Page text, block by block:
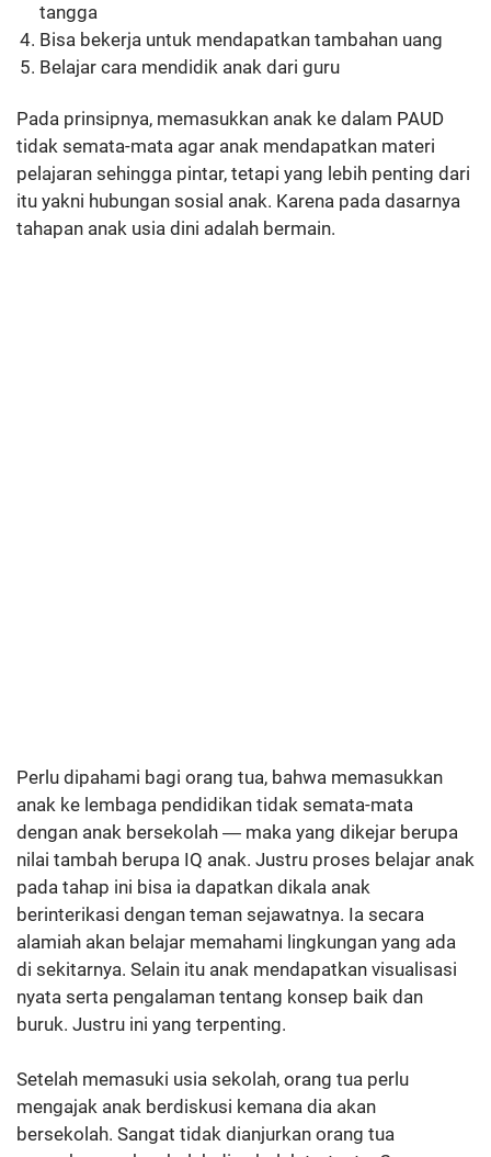
tangga
Bisa bekerja untuk mendapatkan tambahan uang
Belajar cara mendidik anak dari guru
Pada prinsipnya, memasukkan anak ke dalam PAUD
tidak semata-mata agar anak mendapatkan materi
pelajaran sehingga pintar, tetapi yang lebih penting dari
itu yakni hubungan sosial anak. Karena pada dasarnya
tahapan anak usia dini adalah bermain.
Perlu dipahami bagi orang tua, bahwa memasukkan
anak ke lembaga pendidikan tidak semata-mata
dengan anak bersekolah ― maka yang dikejar berupa
nilai tambah berupa IQ anak. Justru proses belajar anak
pada tahap ini bisa ia dapatkan dikala anak
berinterikasi dengan teman sejawatnya. Ia secara
alamiah akan belajar memahami lingkungan yang ada
di sekitarnya. Selain itu anak mendapatkan visualisasi
nyata serta pengalaman tentang konsep baik dan
buruk. Justru ini yang terpenting.
Setelah memasuki usia sekolah, orang tua perlu
mengajak anak berdiskusi kemana dia akan
bersekolah. Sangat tidak dianjurkan orang tua